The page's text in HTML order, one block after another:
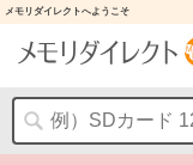
メモリダイレクトへようこそ